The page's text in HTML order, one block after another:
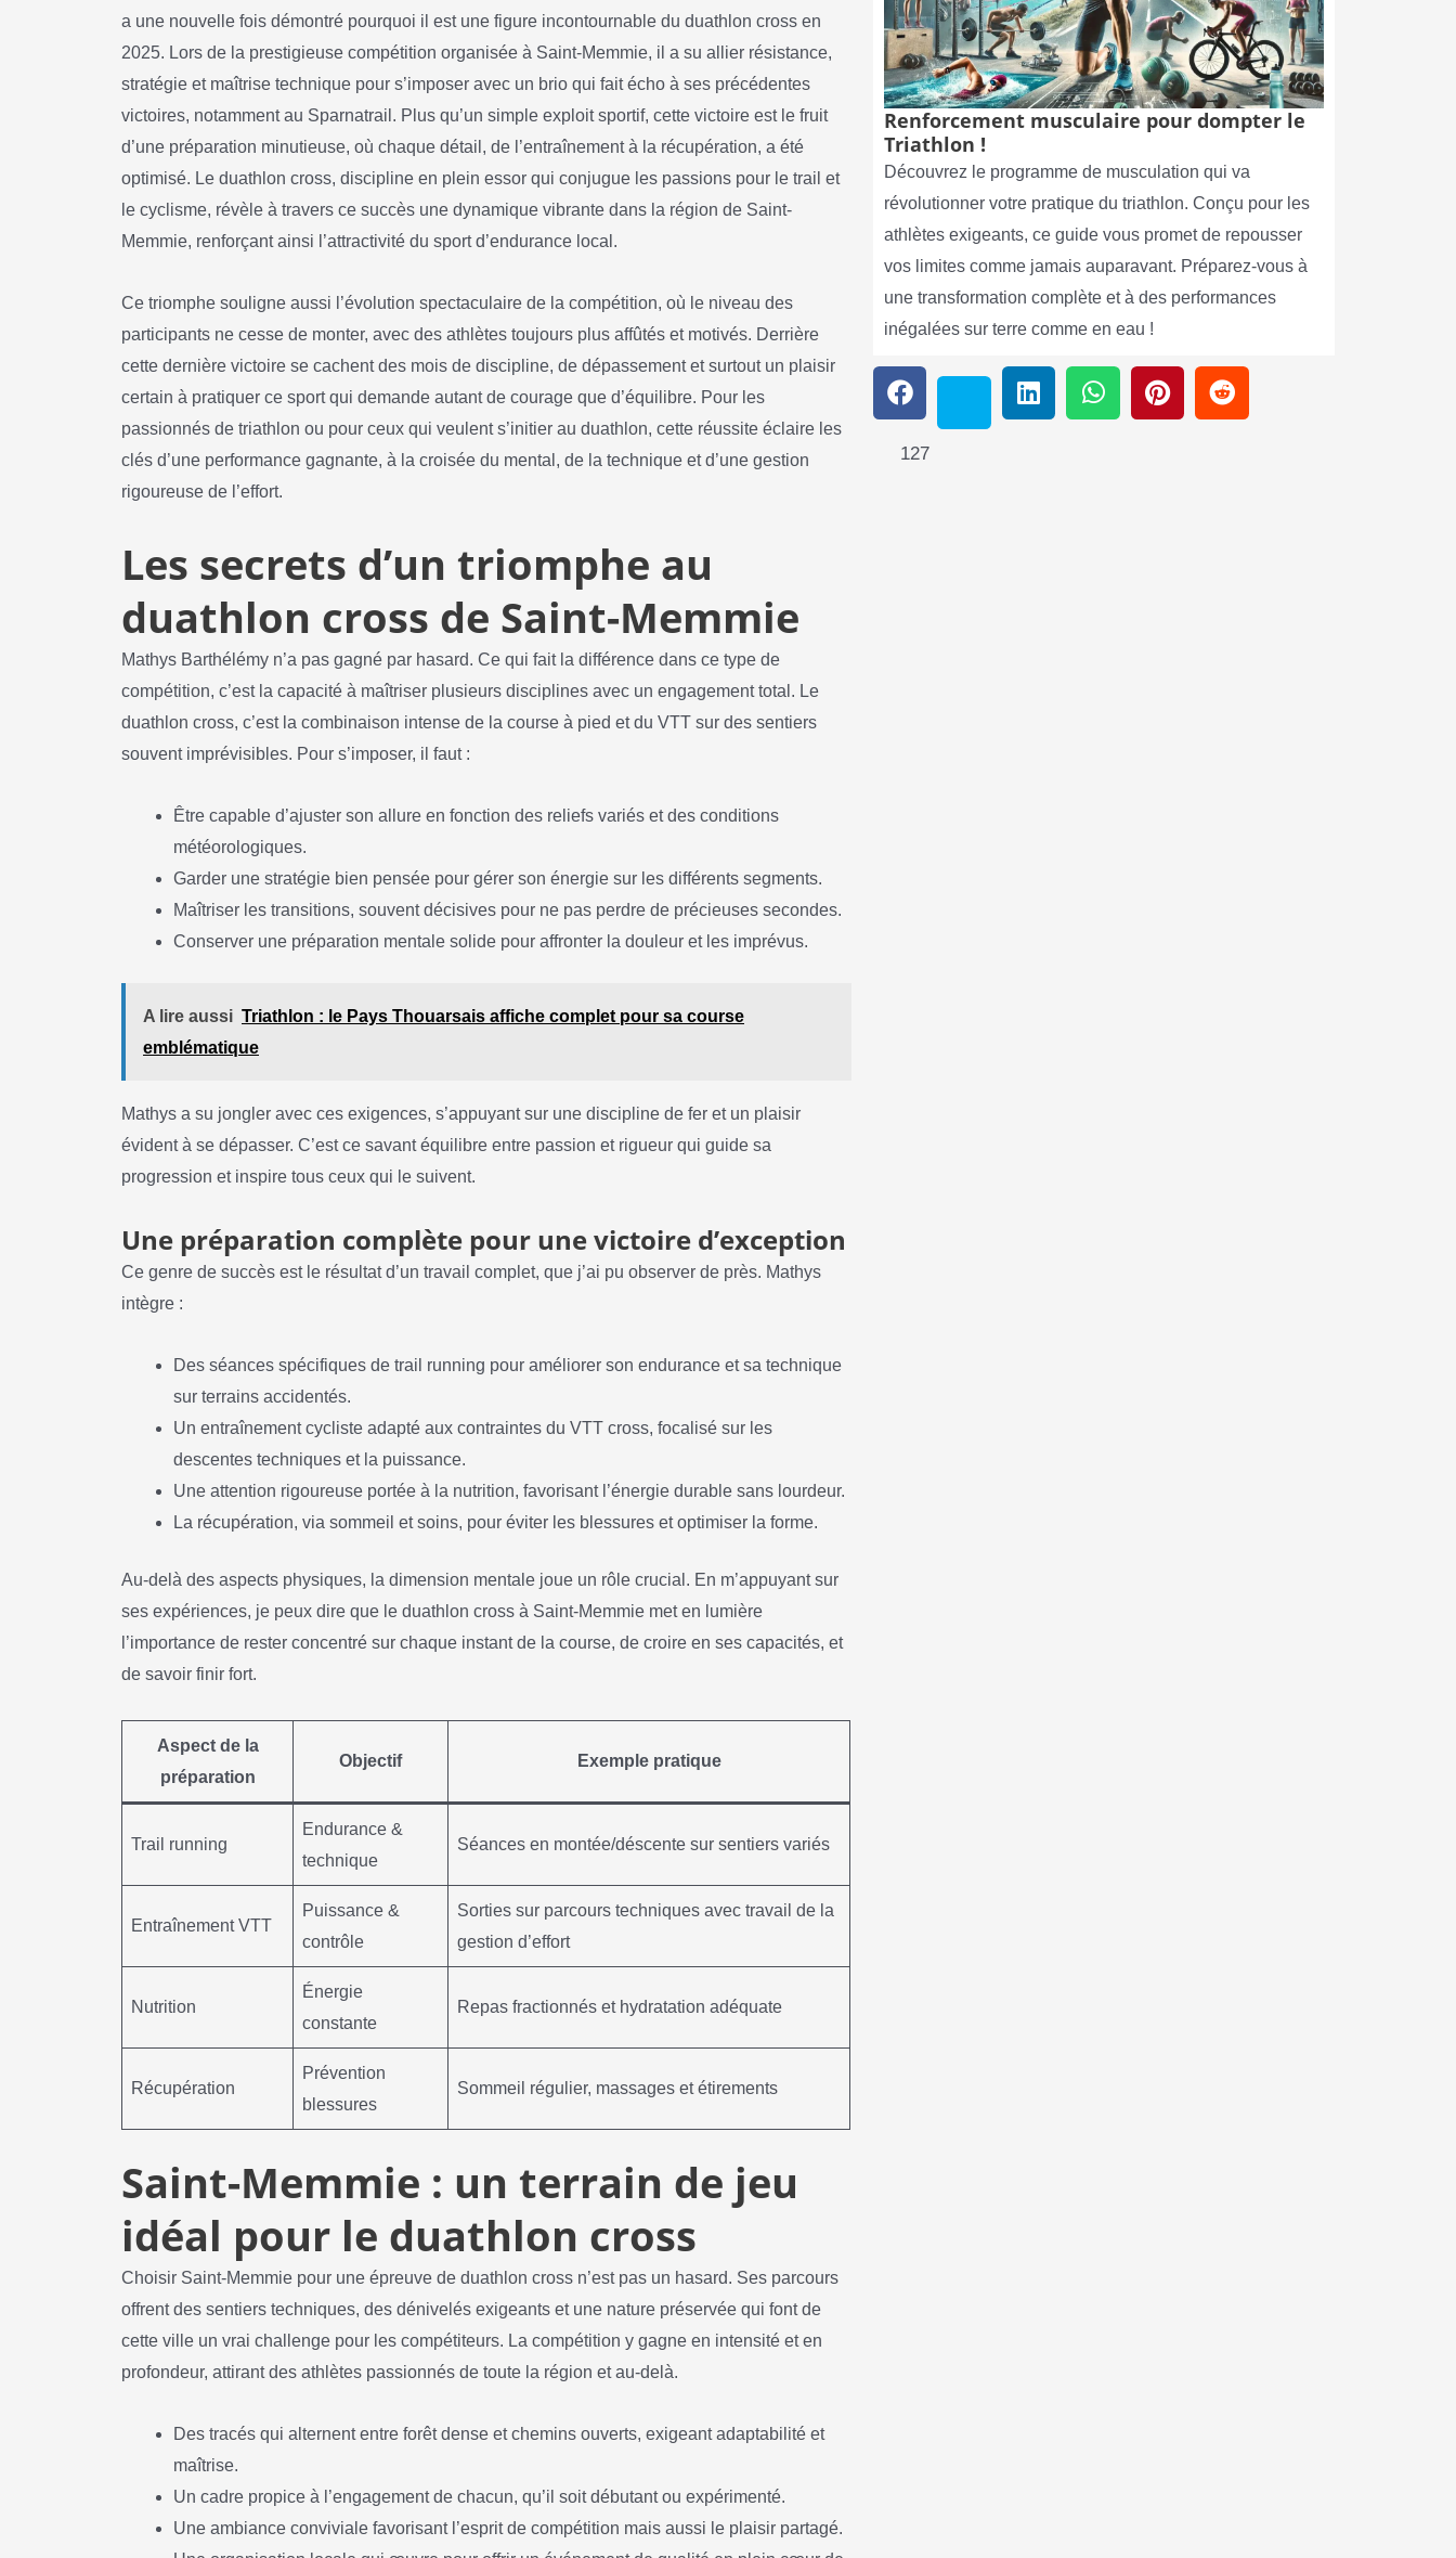
a une nouvelle fois démontré pourquoi il est une figure incontournable du duathlon cross en
2025. Lors de la prestigieuse compétition organisée à Saint-Memmie, il a su allier résistance,
stratégie et maîtrise technique pour s’imposer avec un brio qui fait écho à ses précédentes
victoires, notamment au Sparnatrail. Plus qu’un simple exploit sportif, cette victoire est le fruit
d’une préparation minutieuse, où chaque détail, de l’entraînement à la récupération, a été
optimisé. Le duathlon cross, discipline en plein essor qui conjugue les passions pour le trail et
le cyclisme, révèle à travers ce succès une dynamique vibrante dans la région de Saint-
Memmie, renforçant ainsi l’attractivité du sport d’endurance local.
Ce triomphe souligne aussi l’évolution spectaculaire de la compétition, où le niveau des
participants ne cesse de monter, avec des athlètes toujours plus affûtés et motivés. Derrière
cette dernière victoire se cachent des mois de discipline, de dépassement et surtout un plaisir
certain à pratiquer ce sport qui demande autant de courage que d’équilibre. Pour les
passionnés de triathlon ou pour ceux qui veulent s’initier au duathlon, cette réussite éclaire les
clés d’une performance gagnante, à la croisée du mental, de la technique et d’une gestion
rigoureuse de l’effort.
Les secrets d’un triomphe au
duathlon cross de Saint-Memmie
Mathys Barthélémy n’a pas gagné par hasard. Ce qui fait la différence dans ce type de
compétition, c’est la capacité à maîtriser plusieurs disciplines avec un engagement total. Le
duathlon cross, c’est la combinaison intense de la course à pied et du VTT sur des sentiers
souvent imprévisibles. Pour s’imposer, il faut :
Être capable d’ajuster son allure en fonction des reliefs variés et des conditions
météorologiques.
Garder une stratégie bien pensée pour gérer son énergie sur les différents segments.
Maîtriser les transitions, souvent décisives pour ne pas perdre de précieuses secondes.
Conserver une préparation mentale solide pour affronter la douleur et les imprévus.
A lire aussi Triathlon : le Pays Thouarsais affiche complet pour sa course
emblématique
Mathys a su jongler avec ces exigences, s’appuyant sur une discipline de fer et un plaisir
évident à se dépasser. C’est ce savant équilibre entre passion et rigueur qui guide sa
progression et inspire tous ceux qui le suivent.
Une préparation complète pour une victoire d’exception
Ce genre de succès est le résultat d’un travail complet, que j’ai pu observer de près. Mathys
intègre :
Des séances spécifiques de trail running pour améliorer son endurance et sa technique
sur terrains accidentés.
Un entraînement cycliste adapté aux contraintes du VTT cross, focalisé sur les
descentes techniques et la puissance.
Une attention rigoureuse portée à la nutrition, favorisant l’énergie durable sans lourdeur.
La récupération, via sommeil et soins, pour éviter les blessures et optimiser la forme.
Au-delà des aspects physiques, la dimension mentale joue un rôle crucial. En m’appuyant sur
ses expériences, je peux dire que le duathlon cross à Saint-Memmie met en lumière
l’importance de rester concentré sur chaque instant de la course, de croire en ses capacités, et
de savoir finir fort.
Aspect de la
préparation
Objectif Exemple pratique
Trail running
Endurance &
technique
Séances en montée/déscente sur sentiers variés
Entraînement VTT
Puissance &
contrôle
Sorties sur parcours techniques avec travail de la
gestion d’effort
Nutrition
Énergie
constante
Repas fractionnés et hydratation adéquate
Récupération
Prévention
blessures
Sommeil régulier, massages et étirements
Saint-Memmie : un terrain de jeu
idéal pour le duathlon cross
Choisir Saint-Memmie pour une épreuve de duathlon cross n’est pas un hasard. Ses parcours
offrent des sentiers techniques, des dénivelés exigeants et une nature préservée qui font de
cette ville un vrai challenge pour les compétiteurs. La compétition y gagne en intensité et en
profondeur, attirant des athlètes passionnés de toute la région et au-delà.
Des tracés qui alternent entre forêt dense et chemins ouverts, exigeant adaptabilité et
maîtrise.
Un cadre propice à l’engagement de chacun, qu’il soit débutant ou expérimenté.
Une ambiance conviviale favorisant l’esprit de compétition mais aussi le plaisir partagé.
Renforcement musculaire pour dompter le
Triathlon !
Découvrez le programme de musculation qui va
révolutionner votre pratique du triathlon. Conçu pour les
athlètes exigeants, ce guide vous promet de repousser
vos limites comme jamais auparavant. Préparez-vous à
une transformation complète et à des performances
inégalées sur terre comme en eau !
127